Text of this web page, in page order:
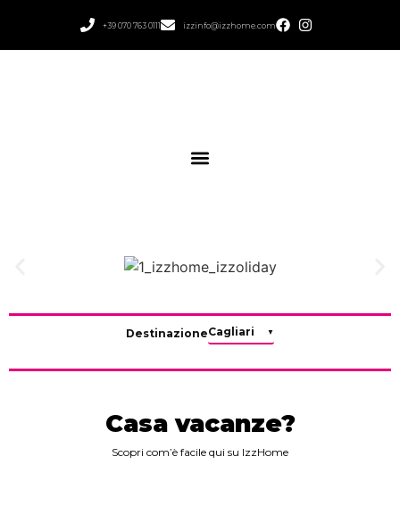
+39 070 763 0111 izzinfo@izzhome.com
Destinazione
Casa vacanze?
Scopri com’è facile qui su IzzHome